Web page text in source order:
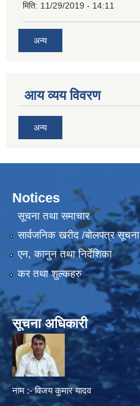
मिति: 11/29/2019 - 14:11
अन्य
आय व्यय विवरण
अन्य
Notices
सूचना तथा समाचार
सार्वजनिक खरीद /बोलपत्र सूचना
एन, कानुन तथा निर्देशिका
कर तथा शुल्कहरु
सूचना अधिकारी
नाम :- विजय कुमार यादव